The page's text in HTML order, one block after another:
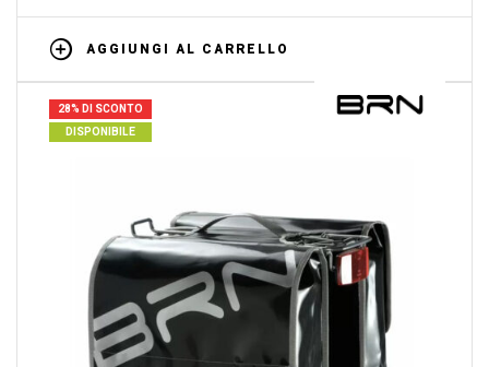
AGGIUNGI AL CARRELLO
28% DI SCONTO
DISPONIBILE